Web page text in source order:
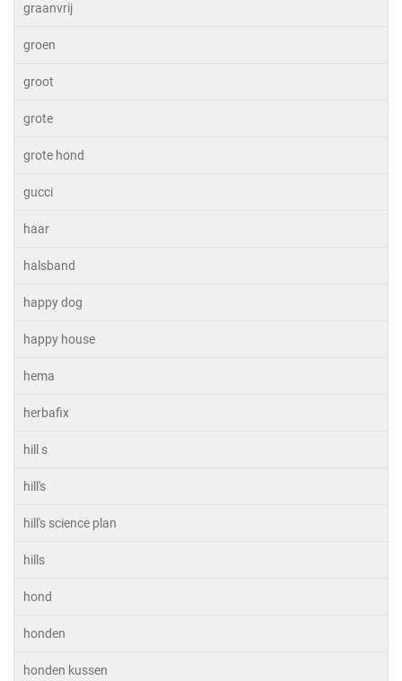
graanvrij
groen
groot
grote
grote hond
gucci
haar
halsband
happy dog
happy house
hema
herbafix
hill s
hill's
hill's science plan
hills
hond
honden
honden kussen